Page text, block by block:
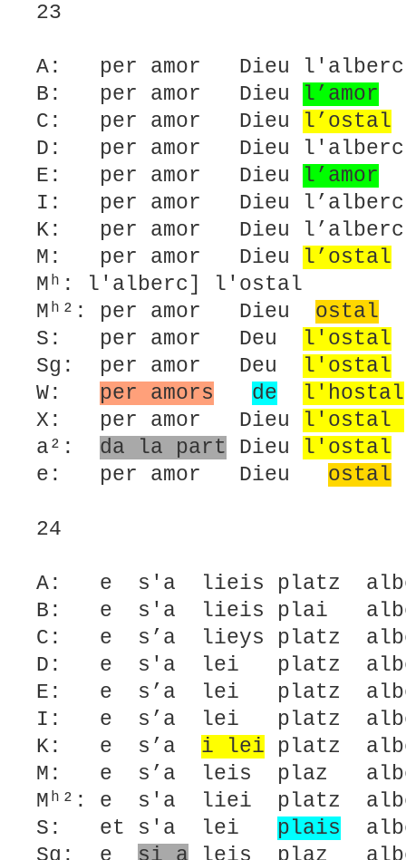
23
A: per amor Dieu l'alberc
B: per amor Dieu
l’amor
C: per amor Dieu
l’ostal
D: per amor Dieu l'alberc
E: per amor Dieu
l’amor
I: per amor Dieu l’alberc
K: per amor Dieu l’alberc
M: per amor Dieu
l’ostal
Mʰ: l'alberc] l'ostal
Mʰ²: per amor Dieu ostal
S: per amor Deu
l'ostal
Sg: per amor Deu
l'ostal
W: per amors de l'hostal
X: per amor Dieu
l'ostal
a²: da la part Dieu l'ostal
e: per amor Dieu ostal
24
A: e s'a lieis platz
B: e s'a lieis plai
C: e s’a lieys platz
D: e s'a lei platz
E: e s’a lei platz
I: e s’a lei platz
K: e s’a i lei platz
M: e s’a leis plaz
Mʰ²: e s'a liei platz
S: et s'a lei plais